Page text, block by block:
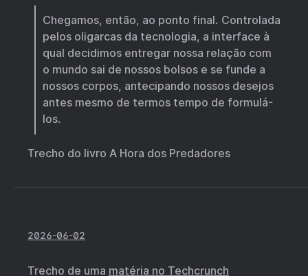
Chegamos, então, ao ponto final. Controlada
pelos oligarcas da tecnologia, a interface à
qual decidimos entregar nossa relação com
o mundo sai de nossos bolsos e se funde a
nossos corpos, antecipando nossos desejos
antes mesmo de termos tempo de formulá-
los.
Trecho do livro A Hora dos Predadores
2026-06-02
Trecho de uma matéria no Techcrunch